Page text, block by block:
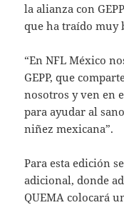
la alianza con
que ha traído muy
“En NFL México
GEPP, que
nosotros y ven en
para ayudar al
niñez mexicana”.
Para esta edición
adicional, donde
QUEMA colocará